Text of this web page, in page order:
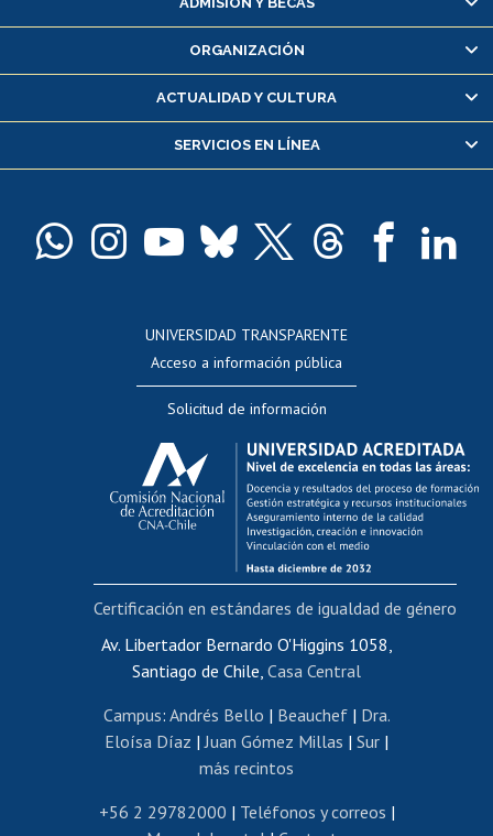
Inscripción y cambio de asignaturas
Consulta y certificado de notas
Servicio médico y dental
Pago de arancel y crédito alumnos
Docentes
Perfeccionamiento
Editar Portafolio Académico
Evaluación docente
Calificación académica
Postulación al AUCAI
Funcionarias/os
Cursos internos de capacitación
Bienestar del personal
Portal de movilidad interna
Certificado de renta
Certificado de renta honorarios
Editar páginas blancas
Extranjeras/os
Revalidación y reconocimiento de títulos
ORGANIZACIÓN
ACTUALIDAD Y CULTURA
SERVICIOS EN LÍNEA
UNIVERSIDAD TRANSPARENTE
Acceso a información pública
Solicitud de información
Av. Libertador Bernardo O'Higgins 1058,
Santiago de Chile, Casa Central
Campus: Andrés Bello | Beauchef| Dra.
Eloísa Díaz | Juan Gómez Millas | Sur |
más recintos
+56 2 29782000 | Teléfonos y correos |
Certificación en estándares de igualdad de género